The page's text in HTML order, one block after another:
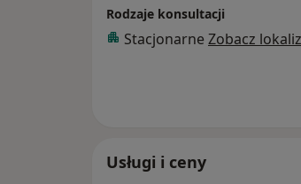
Rodzaje konsultacji
Stacjonarne Zobacz
Usługi i ceny